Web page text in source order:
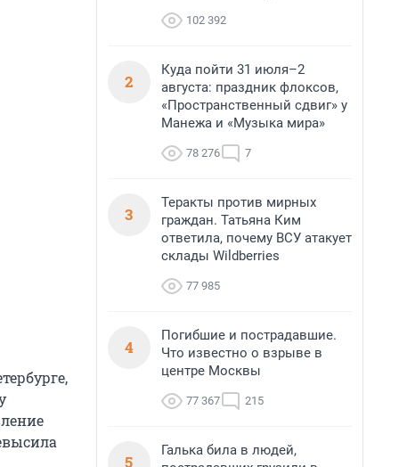
102 392
2
Куда пойти 31 июля–2
августа: праздник флоксов,
«Пространственный сдвиг» у
Манежа и «Музыка мира»
78 276 7
3
Теракты против мирных
граждан. Татьяна Ким
ответила, почему ВСУ атакует
склады Wildberries
77 985
4
Погибшие и пострадавшие.
Что известно о взрыве в
центре Москвы
77 367 215
5
Галька била в людей,